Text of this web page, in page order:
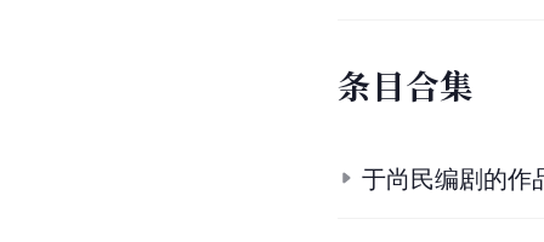
条目合集
于尚民编剧的作